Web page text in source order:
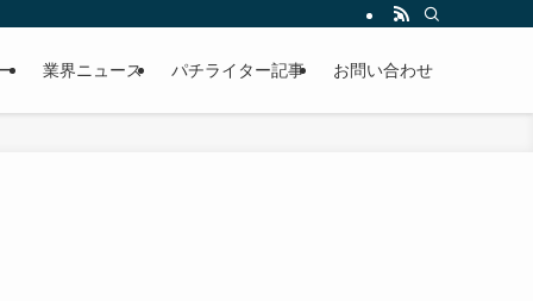
業界ニュース パチライター記事 お問い合わせ